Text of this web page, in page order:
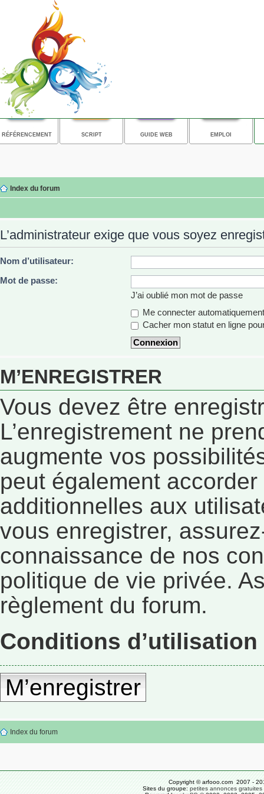
RÉFÉRENCEMENT SCRIPT GUIDE WEB EMPLOI
Index du forum
L’administrateur exige que vous soyez
Nom d’utilisateur:
Mot de passe:
J’ai oublié mon mot de passe
Me connecter
Cacher mon statut en ligne
M’ENREGISTRER
Vous devez être
L’enregistrement ne
augmente vos
peut également
additionnelles aux
vous enregistrer,
connaissance de nos
politique de vie privée.
règlement du forum.
Conditions d’utilisation
M’enregistrer
Index du forum
Copyright © arfooo.com 2007 -
Sites du groupe: petites annonces gratuites